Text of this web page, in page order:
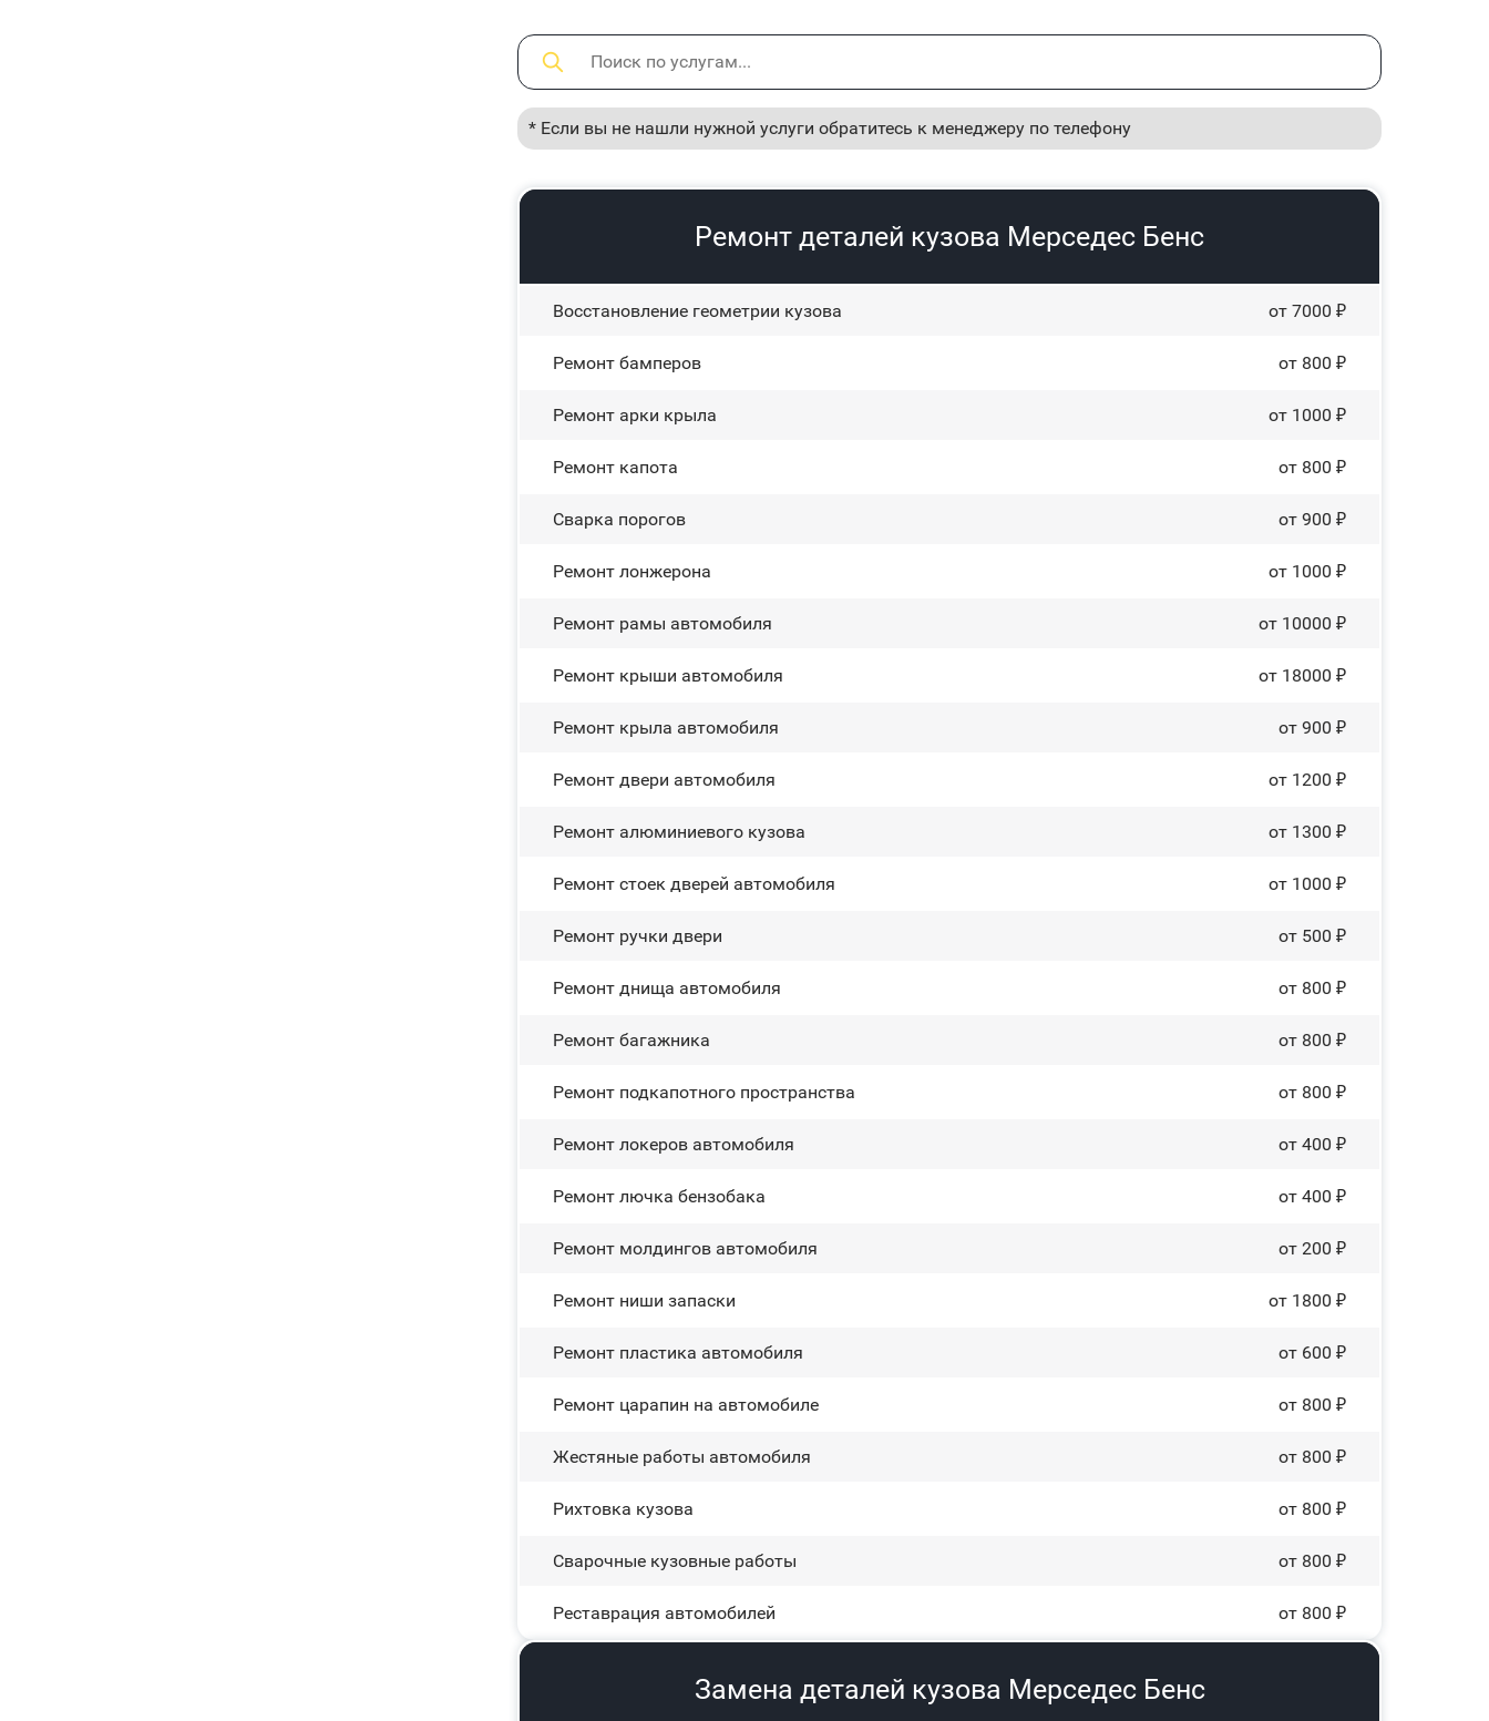
* Если вы не нашли нужной услуги обратитесь к менеджеру по телефону
Ремонт деталей кузова Мерседес Бенс
Восстановление геометрии кузова от 7000 ₽
Ремонт бамперов от 800 ₽
Ремонт арки крыла от 1000 ₽
Ремонт капота от 800 ₽
Сварка порогов от 900 ₽
Ремонт лонжерона от 1000 ₽
Ремонт рамы автомобиля от 10000 ₽
Ремонт крыши автомобиля от 18000 ₽
Ремонт крыла автомобиля от 900 ₽
Ремонт двери автомобиля от 1200 ₽
Ремонт алюминиевого кузова от 1300 ₽
Ремонт стоек дверей автомобиля от 1000 ₽
Ремонт ручки двери от 500 ₽
Ремонт днища автомобиля от 800 ₽
Ремонт багажника от 800 ₽
Ремонт подкапотного пространства от 800 ₽
Ремонт лoĸepoв автомобиля от 400 ₽
Ремонт лючка бензобака от 400 ₽
Ремонт молдингов автомобиля от 200 ₽
Ремонт ниши запаски от 1800 ₽
Ремонт пластика автомобиля от 600 ₽
Ремонт царапин на автомобиле от 800 ₽
Жестяные работы автомобиля от 800 ₽
Рихтовка кузова от 800 ₽
Сварочные кузовные работы от 800 ₽
Реставрация автомобилей от 800 ₽
Замена деталей кузова Мерседес Бенс